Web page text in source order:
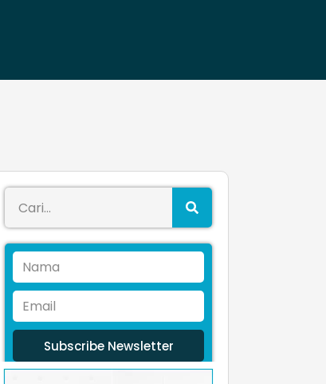
Subscribe Newsletter